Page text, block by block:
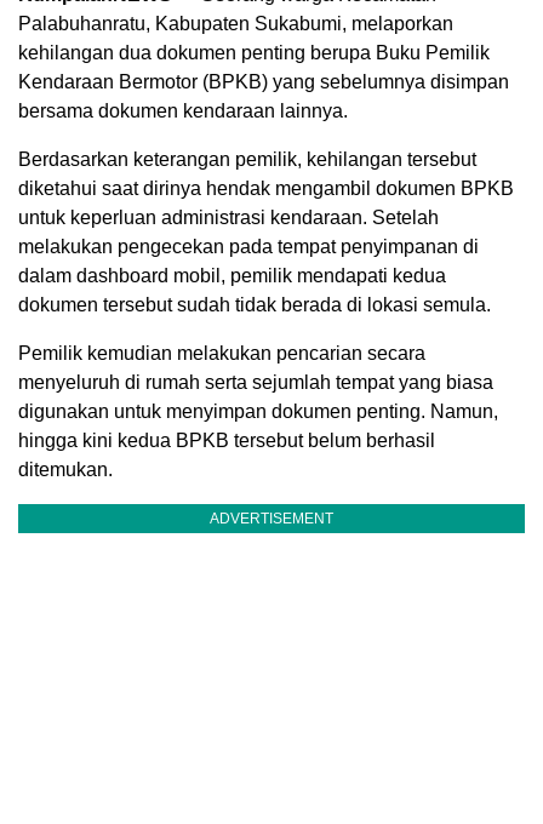
Palabuhanratu, Kabupaten Sukabumi, melaporkan
kehilangan dua dokumen penting berupa Buku Pemilik
Kendaraan Bermotor (BPKB) yang sebelumnya disimpan
bersama dokumen kendaraan lainnya.
Berdasarkan keterangan pemilik, kehilangan tersebut
diketahui saat dirinya hendak mengambil dokumen BPKB
untuk keperluan administrasi kendaraan. Setelah
melakukan pengecekan pada tempat penyimpanan di
dalam dashboard mobil, pemilik mendapati kedua
dokumen tersebut sudah tidak berada di lokasi semula.
Pemilik kemudian melakukan pencarian secara
menyeluruh di rumah serta sejumlah tempat yang biasa
digunakan untuk menyimpan dokumen penting. Namun,
hingga kini kedua BPKB tersebut belum berhasil
ditemukan.
ADVERTISEMENT